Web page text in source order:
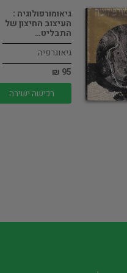
גיאומורפולוגיה :
העיצוב החיצון של
התבליט…
גיאוגרפיה
95 ₪
רכישה ישירה